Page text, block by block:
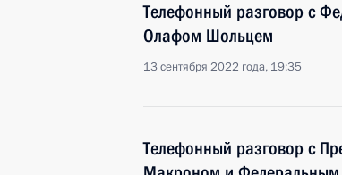
Телефонный разговор с
Олафом Шольцем
13 сентября 2022 года, 19:35
Телефонный разговор с